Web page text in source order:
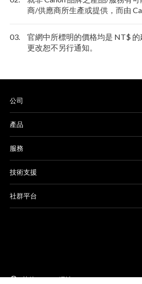
商/供應商所生產或提供，而由
03.
官網中所標明的價格均是 NT$
更改恕不另行通知。
公司
產品
服務
技術支援
社群平台
其他 Canon 網站